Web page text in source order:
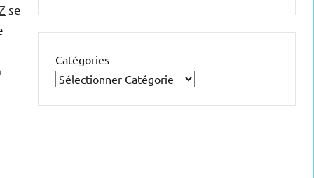
se
Catégories